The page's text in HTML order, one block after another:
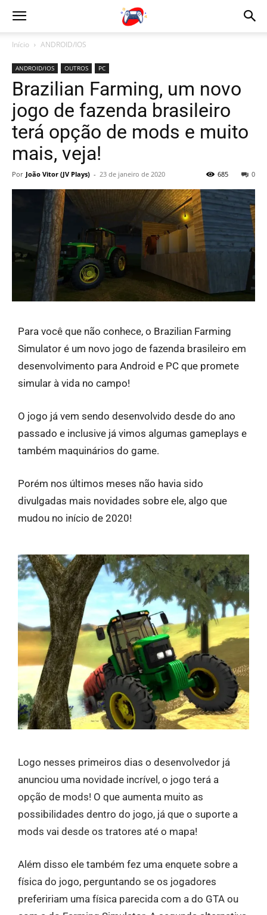
Início ANDROID/IOS
ANDROID/IOS OUTROS PC
Brazilian Farming, um novo
jogo de fazenda brasileiro
terá opção de mods e muito
mais, veja!
Por João Vitor (JV Plays) - 23 de janeiro de 2020 0
685
Para você que não conhece, o Brazilian Farming
Simulator é um novo jogo de fazenda brasileiro em
desenvolvimento para Android e PC que promete
simular à vida no campo!
O jogo já vem sendo desenvolvido desde do ano
passado e inclusive já vimos algumas gameplays e
também maquinários do game.
Porém nos últimos meses não havia sido
divulgadas mais novidades sobre ele, algo que
mudou no início de 2020!
Logo nesses primeiros dias o desenvolvedor já
anunciou uma novidade incrível, o jogo terá a
opção de mods! O que aumenta muito as
possibilidades dentro do jogo, já que o suporte a
mods vai desde os tratores até o mapa!
Além disso ele também fez uma enquete sobre a
física do jogo, perguntando se os jogadores
prefeririam uma física parecida com a do GTA ou